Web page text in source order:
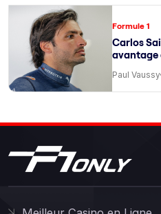
Formule 1
Carlos
avantage
Paul Vaussy